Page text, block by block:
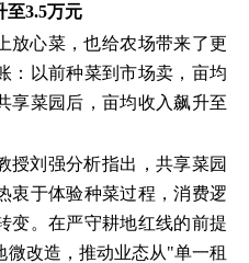
至3.5万元
放心菜，也给农场带来了更
：以前种菜到市场卖，亩均
享菜园后，亩均收入飙升至
授刘强分析指出，共享菜园
衷于体验种菜过程，消费逻
变。在严守耕地红线的前提
改造，推动业态从"单一租